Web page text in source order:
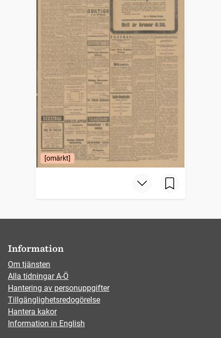
[omärkt]
Information
Om tjänsten
Alla tidningar A-Ö
Hantering av personuppgifter
Tillgänglighetsredogörelse
Hantera kakor
Information in English